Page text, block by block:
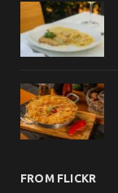
FROM FLICKR